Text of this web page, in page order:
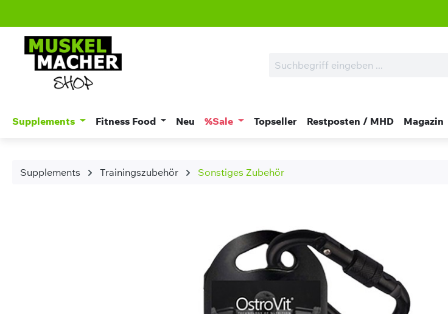
Supplements Fitness Food Neu %Sale Topseller Restposten / MHD Magazin
Supplements Trainingszubehör Sonstiges Zubehör